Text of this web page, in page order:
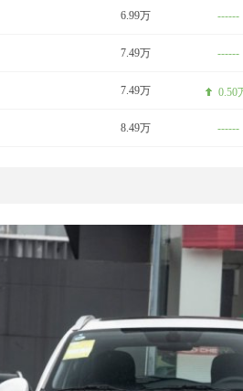
6.99万 ------
7.49万 ------
7.49万 0.50
8.49万 ------